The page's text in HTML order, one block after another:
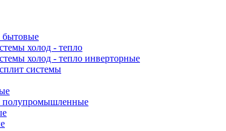
холод - тепло
холод - тепло инверторные
системы